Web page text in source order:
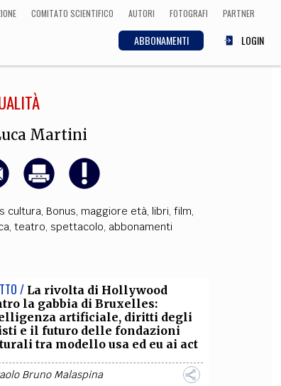
COMITATO SCIENTIFICO AUTORI FOTOGRAFI PARTNER
ABBONAMENTI LOGIN
Musica,
CON NOI
Martini
cultura, Bonus, maggiore età, libri, film,
, teatro, spettacolo, abbonamenti
/ La rivolta di Hollywood
la gabbia di Bruxelles:
artificiale, diritti degli
e il futuro delle fondazioni
tra modello usa ed eu ai act
Bruno Malaspina